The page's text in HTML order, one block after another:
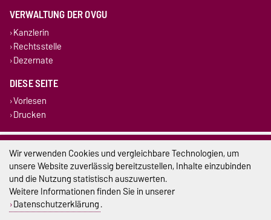
VERWALTUNG DER OVGU
Kanzlerin
Rechtsstelle
Dezernate
DIESE SEITE
Vorlesen
Drucken
Impressum
Datenschutz
Barrierefreiheit
Cookie-Einstellungen
Wir verwenden Cookies und vergleichbare Technologien, um
unsere Website zuverlässig bereitzustellen, Inhalte einzubinden
und die Nutzung statistisch auszuwerten.
Weitere Informationen finden Sie in unserer
Datenschutzerklärung.